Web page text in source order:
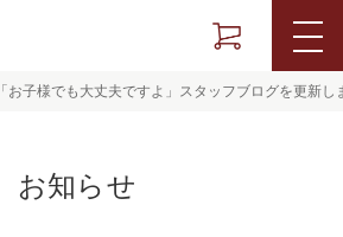
「お子様でも大丈夫ですよ」スタッフブログを更新し
お知らせ